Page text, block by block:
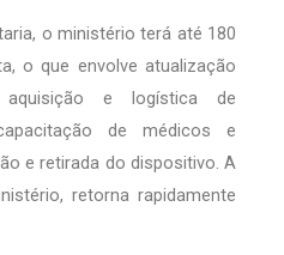
o ministério terá até 180
o que envolve atualização
e logística de
de médicos e
e retirada do dispositivo. A
retorna rapidamente